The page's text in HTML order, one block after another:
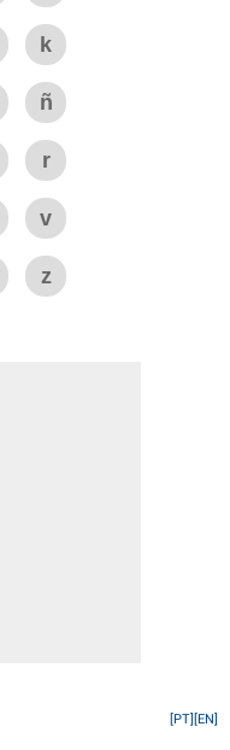
k
ñ
r
v
z
[EN]
[PT]